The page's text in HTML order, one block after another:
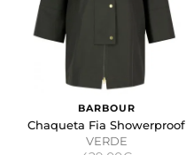
BARBOUR
Chaqueta Fia Showerproof
VERDE